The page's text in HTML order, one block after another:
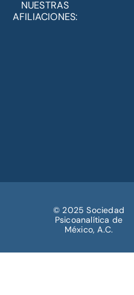
NUESTRAS
AFILIACIONES:
© 2025 Sociedad
Psicoanalítica de
México, A.C.